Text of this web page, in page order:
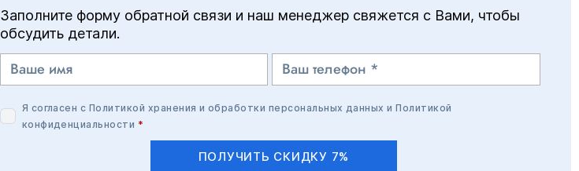
Заполните форму обратной связи и наш менеджер свяжется с Вами, чтобы
обсудить детали.
Я согласен с Политикой хранения и обработки персональных данных иПолитикой
конфиденциальности *
ПОЛУЧИТЬ СКИДКУ 7%